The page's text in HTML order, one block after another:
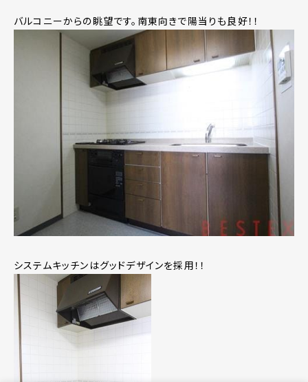
バルコニーからの眺望です。南東向きで陽当りも良好！！
システムキッチンはグッドデザインを採用！！